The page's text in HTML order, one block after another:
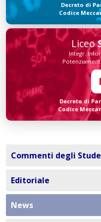
Decreto di
Codice
Liceo
Integr.
Decreto di
Codice
Commenti degli
Editoriale
News